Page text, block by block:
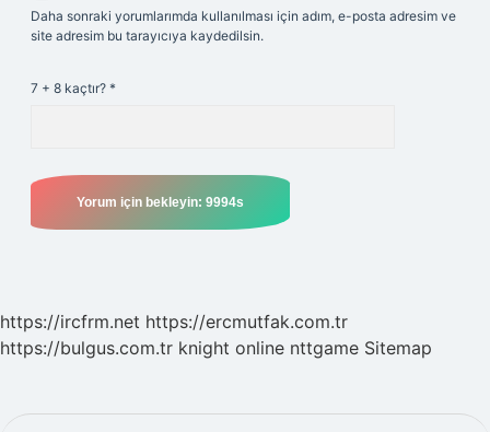
Daha sonraki yorumlarımda kullanılması için adım, e-posta adresim ve
site adresim bu tarayıcıya kaydedilsin.
7 + 8 kaçtır? *
https://ircfrm.net https://ercmutfak.com.tr
https://bulgus.com.tr knight online nttgame Sitemap